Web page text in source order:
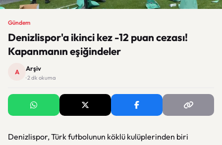
Gündem
Denizlispor'a ikinci kez -12 puan cezası!
Kapanmanın eşiğindeler
A Arşiv
· 2 dk okuma
Denizlispor, Türk futbolunun köklü kulüplerinden biri